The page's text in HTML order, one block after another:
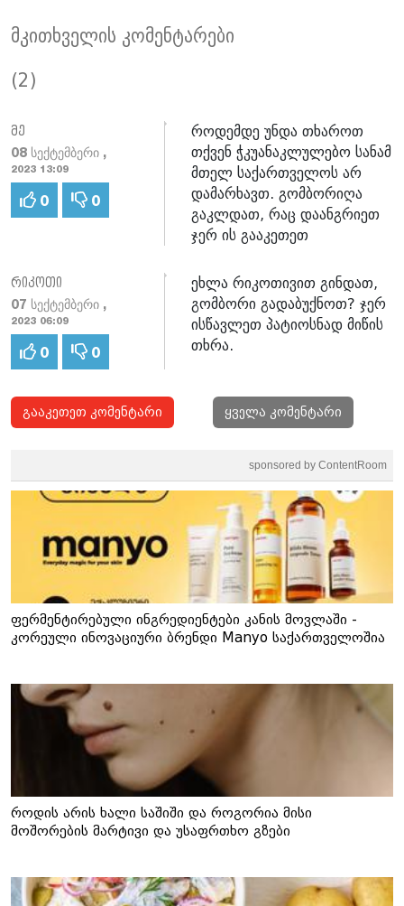
მკითხველის კომენტარები
(2)
მე
08 სექტემბერი ,
2023 13:09
0 0
როდემდე უნდა თხაროთ
თქვენ ჭკუანაკლულებო სანამ
მთელ საქართველოს არ
დამარხავთ. გომბორიღა
გაკლდათ, რაც დაანგრიეთ
ჯერ ის გააკეთეთ
რიკოთი
07 სექტემბერი ,
2023 06:09
0 0
ეხლა რიკოთივით გინდათ,
გომბორი გადაბუქნოთ? ჯერ
ისწავლეთ პატიოსნად მიწის
თხრა.
გააკეთეთ კომენტარი ყველა კომენტარი
sponsored by ContentRoom
ფერმენტირებული ინგრედიენტები კანის მოვლაში -
კორეული ინოვაციური ბრენდი Manyo საქართველოშია
როდის არის ხალი საშიში და როგორია მისი
მოშორების მარტივი და უსაფრთხო გზები